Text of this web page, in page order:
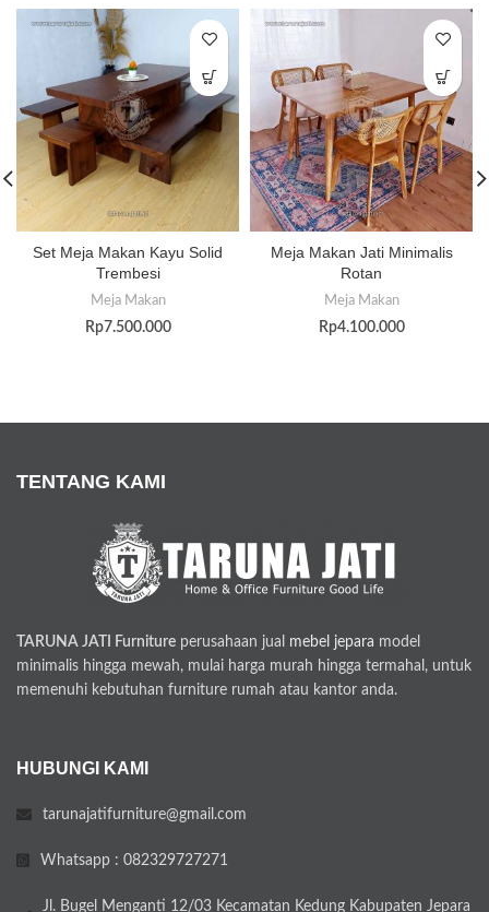
Set Meja Makan Kayu Solid
Trembesi
Meja Makan
Rp7.500.000
Meja Makan Jati Minimalis
Rotan
Meja Makan
Rp4.100.000
TENTANG KAMI
TARUNA JATI Furniture perusahaan jual mebel jepara model
minimalis hingga mewah, mulai harga murah hingga termahal, untuk
memenuhi kebutuhan furniture rumah atau kantor anda.
HUBUNGI KAMI
tarunajatifurniture@gmail.com
Whatsapp : 082329727271
Jl. Bugel Menganti 12/03 Kecamatan Kedung Kabupaten Jepara